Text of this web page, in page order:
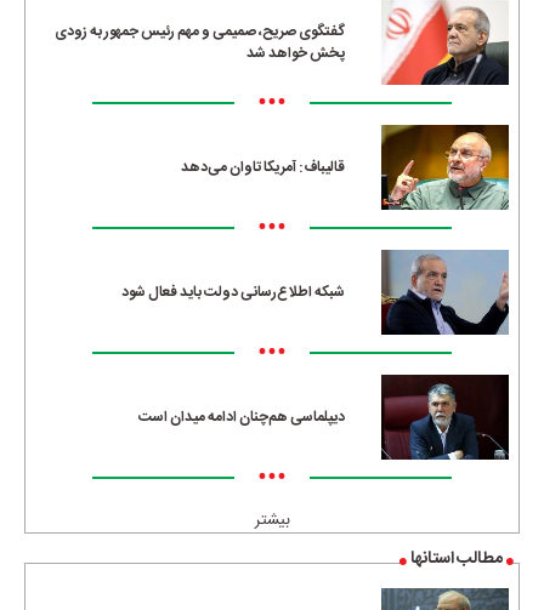
گفتگوی صریح، صمیمی و مهم رئیس جمهور به زودی
پخش خواهد شد
•••
قالیباف: آمریکا تاوان می‌دهد
•••
شبکه اطلاع‌رسانی دولت باید فعال شود
•••
دیپلماسی هم‌چنان ادامه میدان است
•••
بیشتر
مطالب استانها